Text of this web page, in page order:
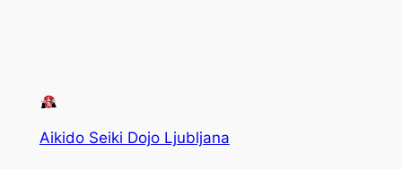
Aikido Seiki Dojo Ljubljana